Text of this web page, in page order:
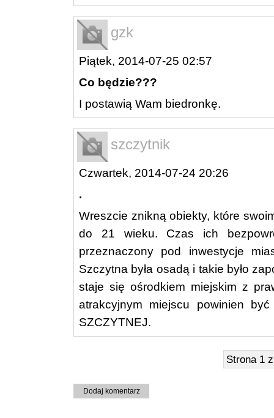
gzk
Piątek, 2014-07-25 02:57
Co będzie???
I postawią Wam biedronkę.
szczytnik
Czwartek, 2014-07-24 20:26
.
Wreszcie znikną obiekty, które
do 21 wieku. Czas ich
przeznaczony pod inwestycje
Szczytna była osadą i takie było
staje się ośrodkiem miejskim z
atrakcyjnym miejscu powinien
SZCZYTNEJ.
Strona 1
Dodaj komentarz